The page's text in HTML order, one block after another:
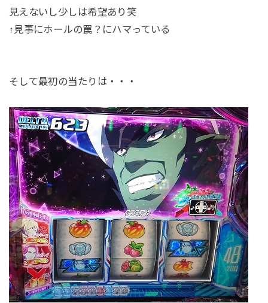
見えないし少しは希望あり笑
↑見事にホールの罠？にハマっている
そして最初の当たりは・・・